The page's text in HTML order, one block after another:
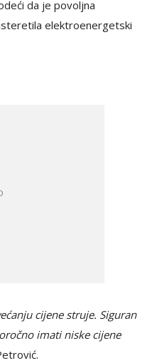
da je povoljna
elektroenergetski
cijene struje. Siguran
imati niske cijene